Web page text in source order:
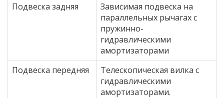
Подвеска задняя
Зависимая подвеска на
параллельных рычагах с
пружинно-
гидравлическими
амортизаторами
Подвеска передняя
Телескопическая вилка с
гидравлическими
амортизаторами.